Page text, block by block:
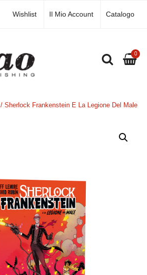
Wishlist Il Mio Account Catalogo
0
/ Sherlock Frankenstein E La Legione Del Male